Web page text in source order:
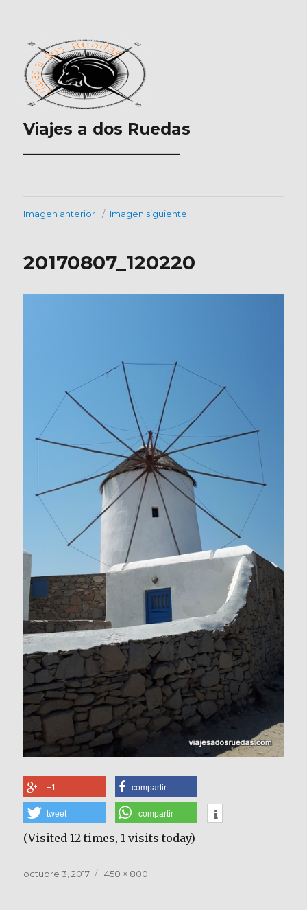
Viajes a dos Ruedas
___________________
Imagen anterior Imagen siguiente
20170807_120220
+1 compartir
tweet compartir
(Visited 12 times, 1 visits today)
Publicado
octubre 3, 2017
Tamaño
450 × 800